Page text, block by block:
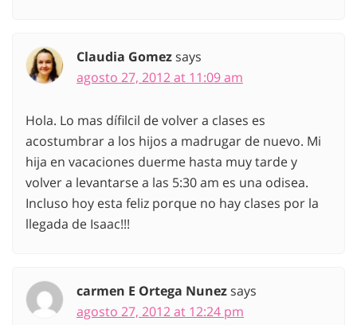
Claudia Gomezsays
agosto 27, 2012 at 11:09 am
Hola. Lo mas dífilcil de volver a clases es
acostumbrar a los hijos a madrugar de nuevo. Mi
hija en vacaciones duerme hasta muy tarde y
volver a levantarse a las 5:30 am es una odisea.
Incluso hoy esta feliz porque no hay clases por la
llegada de Isaac!!!
carmen E Ortega Nunezsays
agosto 27, 2012 at 12:24 pm